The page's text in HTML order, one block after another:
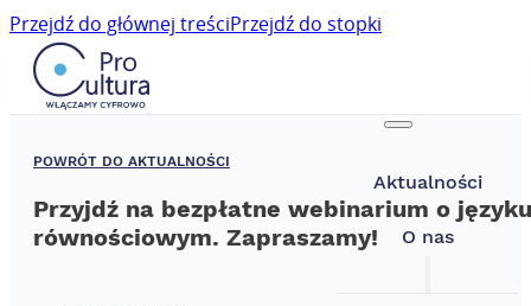
Przejdź do głównej treściPrzejdź do stopki
Aktualności
O nas
POWRÓT DO AKTUALNOŚCI
Przyjdź na bezpłatne webinarium o języku
równościowym. Zapraszamy!